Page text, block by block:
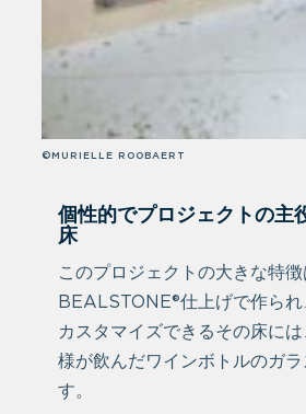
©MURIELLE ROOBAERT
個性的でプロジェクトの主
床
このプロジェクトの大きな特徴
BEALSTONE®仕上げで作られ
カスタマイズできるその床に
様が飲んだワインボトルのガ
す。